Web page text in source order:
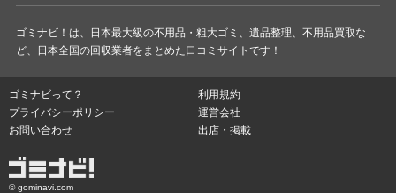
ゴミナビ！は、日本最大級の不用品・粗大ゴミ、遺品整理、不用品買取な
ど、日本全国の回収業者をまとめた口コミサイトです！
ゴミナビって？
利用規約
プライバシーポリシー
運営会社
お問い合わせ
出店・掲載
© gominavi.com